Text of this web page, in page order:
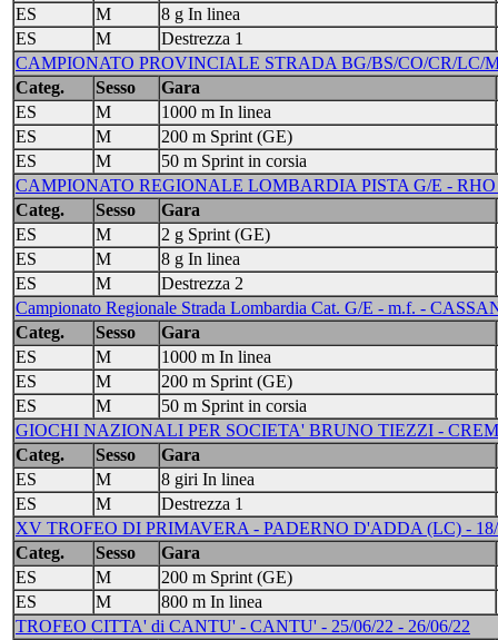
ES
M
8 g In linea
ES
M
Destrezza 1
CAMPIONATO PROVINCIALE STRADA BG/BS/CO/CR/LC/
Categ.
Sesso
Gara
ES
M
1000 m In linea
ES
M
200 m Sprint (GE)
ES
M
50 m Sprint in corsia
CAMPIONATO REGIONALE LOMBARDIA PISTA G/E - RHO
Categ.
Sesso
Gara
ES
M
2 g Sprint (GE)
ES
M
8 g In linea
ES
M
Destrezza 2
Campionato Regionale Strada Lombardia Cat. G/E - m.f. -
Categ.
Sesso
Gara
ES
M
1000 m In linea
ES
M
200 m Sprint (GE)
ES
M
50 m Sprint in corsia
GIOCHI NAZIONALI PER SOCIETA' BRUNO TIEZZI -
Categ.
Sesso
Gara
ES
M
8 giri In linea
ES
M
Destrezza 1
XV TROFEO DI PRIMAVERA - PADERNO D'ADDA (LC) -
Categ.
Sesso
Gara
ES
M
200 m Sprint (GE)
ES
M
800 m In linea
TROFEO CITTA' di CANTU' - CANTU' - 25/06/22 - 26/06/22